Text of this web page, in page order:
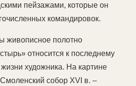
пейзажами, которые он
командировок.
живописное полотно
относится к последнему
художника. На картине
собор XVI в. –